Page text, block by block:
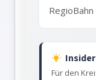
Für den